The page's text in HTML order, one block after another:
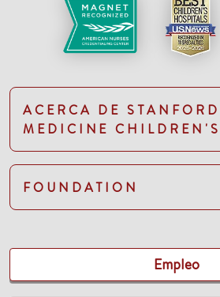
ACERCA DE STANFORD
MEDICINE
FOUNDATION
Empleo